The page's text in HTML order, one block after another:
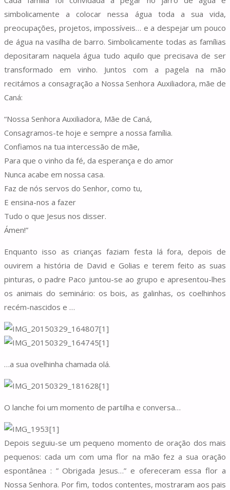
simbolicamente a colocar nessa água toda a sua vida,
preocupações, projetos, impossíveis… e a despejar um pouco
de água na vasilha de barro. Simbolicamente todas as famílias
depositaram naquela água tudo aquilo que precisava de ser
transformado em vinho. Juntos com a pagela na mão
recitámos a consagração a Nossa Senhora Auxiliadora, mãe de
Caná:
“Nossa Senhora Auxiliadora, Mãe de Caná,
Consagramos-te hoje e sempre a nossa família.
Confiamos na tua intercessão de mãe,
Para que o vinho da fé, da esperança e do amor
Nunca acabe em nossa casa.
Faz de nós servos do Senhor, como tu,
E ensina-nos a fazer
Tudo o que Jesus nos disser.
Ámen!”
Enquanto isso as crianças faziam festa lá fora, depois de
ouvirem a história de David e Golias e terem feito as suas
pinturas, o padre Paco juntou-se ao grupo e apresentou-lhes
os animais do seminário: os bois, as galinhas, os coelhinhos
recém-nascidos e …
…a sua ovelhinha chamada olá.
O lanche foi um momento de partilha e conversa…
Depois seguiu-se um pequeno momento de oração dos mais
pequenos: cada um com uma flor na mão fez a sua oração
espontânea : ” Obrigada Jesus…” e ofereceram essa flor a
Nossa Senhora. Por fim, todos contentes, mostraram aos pais